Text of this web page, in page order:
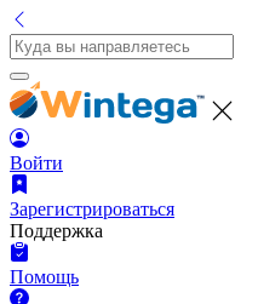
Войти
Зарегистрироваться
Поддержка
Помощь